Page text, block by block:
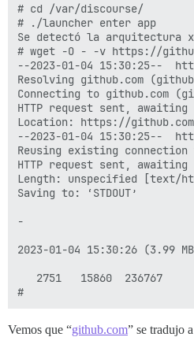
# cd /var/discourse/
# ./launcher enter app
Se detectó la arquitectura
# wget -O - -v https://
--2023-01-04 15:30:25--
Resolving github.com
Connecting to github.com
HTTP request sent, awaiting
Location: https://
--2023-01-04 15:30:25--
Reusing existing
HTTP request sent, awaiting
Length: unspecified [text/
Saving to: ‘STDOUT’
-
2023-01-04 15:30:26 (3.99
   2751   15860  236767
Vemos que “github.com” se tradujo